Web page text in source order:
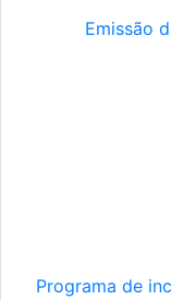
Emissão
Programa de